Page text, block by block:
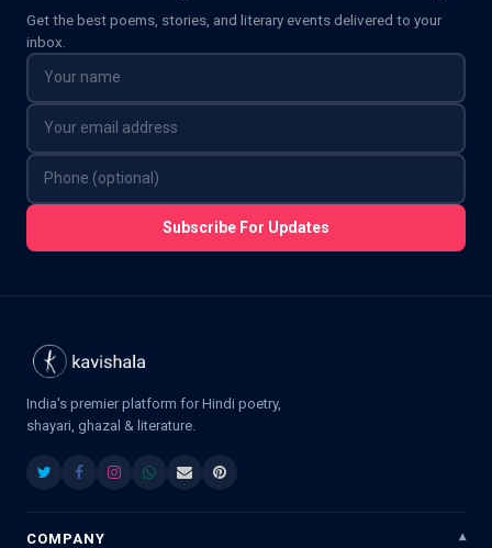
Get the best poems, stories, and literary events delivered to your
inbox.
Subscribe For Updates
India's premier platform for Hindi poetry,
shayari, ghazal & literature.
COMPANY